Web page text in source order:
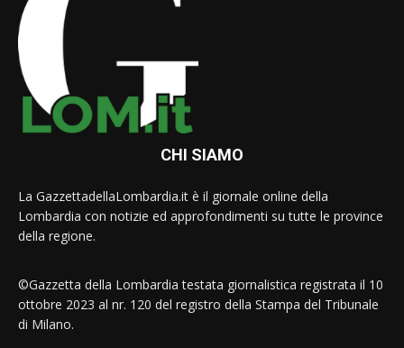
CHI SIAMO
La GazzettadellaLombardia.it è il giornale online della
Lombardia con notizie ed approfondimenti su tutte le province
della regione.
©Gazzetta della Lombardia testata giornalistica registrata il 10
ottobre 2023 al nr. 120 del registro della Stampa del Tribunale
di Milano.